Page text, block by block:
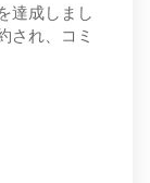
達成しまし
され、コミ